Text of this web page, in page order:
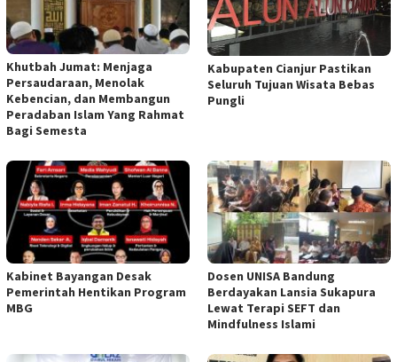
Khutbah Jumat: Menjaga
Persaudaraan, Menolak
Kebencian, dan Membangun
Peradaban Islam Yang Rahmat
Bagi Semesta
Kabupaten Cianjur Pastikan
Seluruh Tujuan Wisata Bebas
Pungli
Kabinet Bayangan Desak
Pemerintah Hentikan Program
MBG
Dosen UNISA Bandung
Berdayakan Lansia Sukapura
Lewat Terapi SEFT dan
Mindfulness Islami